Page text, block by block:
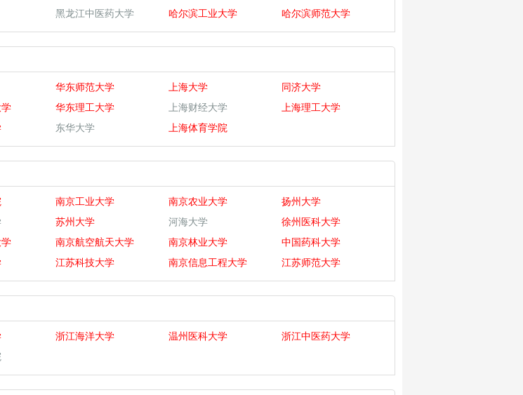
黑龙江中医药大学 哈尔滨工业大学 哈尔滨师范大学
华东师范大学 上海大学
同济大学
学 华东理工大学 上海财经大学
上海理工大学
东华大学 上海体育学院
南京工业大学 南京农业大学
扬州大学
苏州大学 河海大学
徐州医科大学
南京航空航天大学 南京林业大学
中国药科大学
江苏科技大学 南京信息工程大学 江苏师范大学
浙江海洋大学 温州医科大学
浙江中医药大学